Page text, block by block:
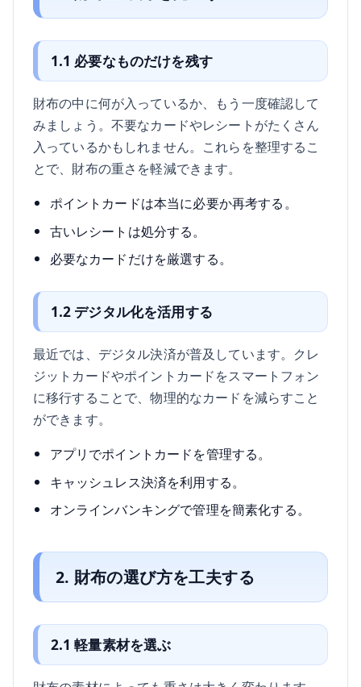
1.1 必要なものだけを残す
財布の中に何が入っているか、もう一度確認して
みましょう。不要なカードやレシートがたくさん
入っているかもしれません。これらを整理するこ
とで、財布の重さを軽減できます。
ポイントカードは本当に必要か再考する。
古いレシートは処分する。
必要なカードだけを厳選する。
1.2 デジタル化を活用する
最近では、デジタル決済が普及しています。クレ
ジットカードやポイントカードをスマートフォン
に移行することで、物理的なカードを減らすこと
ができます。
アプリでポイントカードを管理する。
キャッシュレス決済を利用する。
オンラインバンキングで管理を簡素化する。
2. 財布の選び方を工夫する
2.1 軽量素材を選ぶ